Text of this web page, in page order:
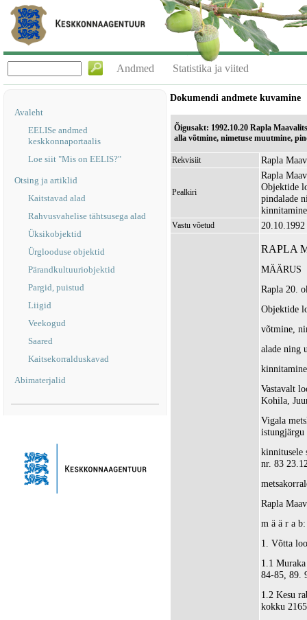
Andmed Statistika ja viited
Avaleht
EELISe andmed
keskkonnaportaalis
Loe siit "Mis on EELIS?"
Otsing ja artiklid
Kaitstavad alad
Rahvusvahelise tähtsusega alad
Üksikobjektid
Ürglooduse objektid
Pärandkultuuriobjektid
Pargid, puistud
Liigid
Veekogud
Saared
Kaitsekorralduskavad
Abimaterjalid
Dokumendi andmete kuvamine
Õigusakt: 1992.10.20 Rapla
alla võtmine, nimetuse muutmine,
Rekvisiit Rapla
Pealkiri
Rapla
Objektide
pindalade
kinnitamine
Vastu võetud 20.10.1992
RAPLA
MÄÄRUS
Rapla 20.
Objektide
võtmine,
alade ning
kinnitamine
Vastavalt
Kohila,
Vigala
istungjärgu
kinnitusele
nr. 83
Rapla
m ä ä r a b:
1. Võtta
1.1
84-85, 89.
1.2 Kesu
kokku